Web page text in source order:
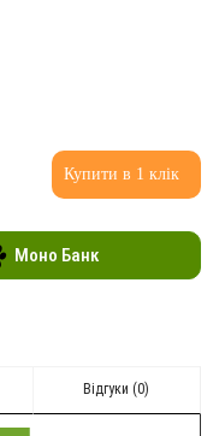
Купити в 1 клік
Моно Банк
Відгуки (0)